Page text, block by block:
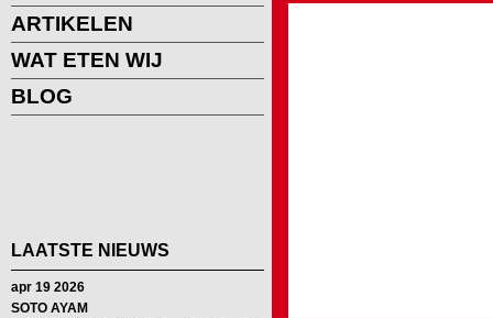
ARTIKELEN
WAT ETEN WIJ
BLOG
LAATSTE NIEUWS
apr 19 2026
SOTO AYAM